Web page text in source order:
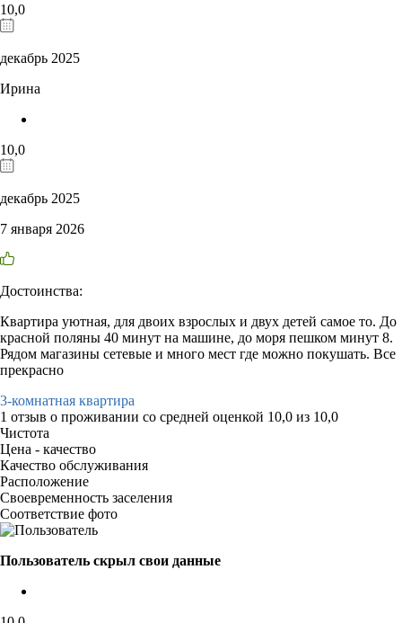
10,0
декабрь 2025
Ирина
10,0
декабрь 2025
7 января 2026
Достоинства:
Квартира уютная, для двоих взрослых и двух детей самое то. До
красной поляны 40 минут на машине, до моря пешком минут 8.
Рядом магазины сетевые и много мест где можно покушать. Все
прекрасно
3-комнатная квартира
1 отзыв о проживании со средней оценкой 10,0 из 10,0
Чистота
Цена - качество
Качество обслуживания
Расположение
Своевременность заселения
Соответствие фото
Пользователь скрыл свои данные